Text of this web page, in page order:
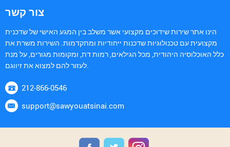
צור קשר
הינו אתר שירות שידוכים מקצועי אשר משלב בין המגע האישי של שדכנית
מקצועית עם טכנולוגיות שדכנות ייחודיות ומתקדמות. השירות משרת את
כלל האוכלוסיה היהודית, מכל הגילאים, רמות דת, ומקומות מגורים, על מנת
לעזור להם למצוא את זיווגם.
212-866-0546
support@sawyouatsinai.com